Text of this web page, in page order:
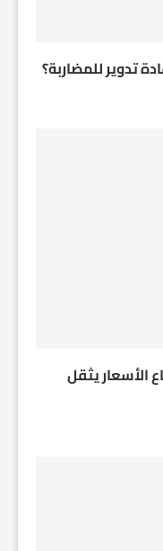
تدوير للمضاربة؟
الأسعار يثقل